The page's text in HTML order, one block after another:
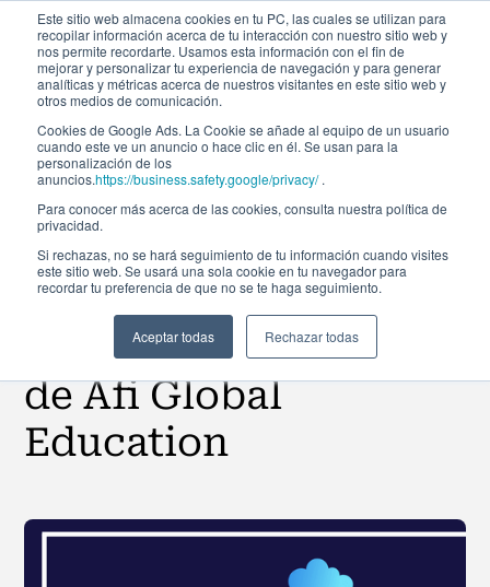
Este sitio web almacena cookies en tu PC, las cuales se utilizan para
recopilar información acerca de tu interacción con nuestro sitio web y
nos permite recordarte. Usamos esta información con el fin de
mejorar y personalizar tu experiencia de navegación y para generar
analíticas y métricas acerca de nuestros visitantes en este sitio web y
otros medios de comunicación.
Cookies de Google Ads. La Cookie se añade al equipo de un usuario
cuando este ve un anuncio o hace clic en él. Se usan para la
personalización de los
anuncios.https://business.safety.google/privacy/.
Para conocer más acerca de las cookies, consulta nuestra política de
privacidad.
Si rechazas, no se hará seguimiento de tu información cuando visites
este sitio web. Se usará una sola cookie en tu navegador para
recordar tu preferencia de que no se te haga seguimiento.
Aceptar todas Rechazar todas
Noticias
Accede en abierto al
Curso Gratuito de
Introducción a SQL,
de Afi Global
Education